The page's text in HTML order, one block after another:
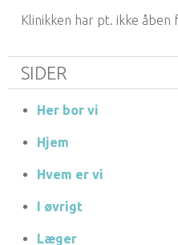
Klinikken har pt. ikke
SIDER
Her bor vi
Hjem
Hvem er vi
I øvrigt
Læger